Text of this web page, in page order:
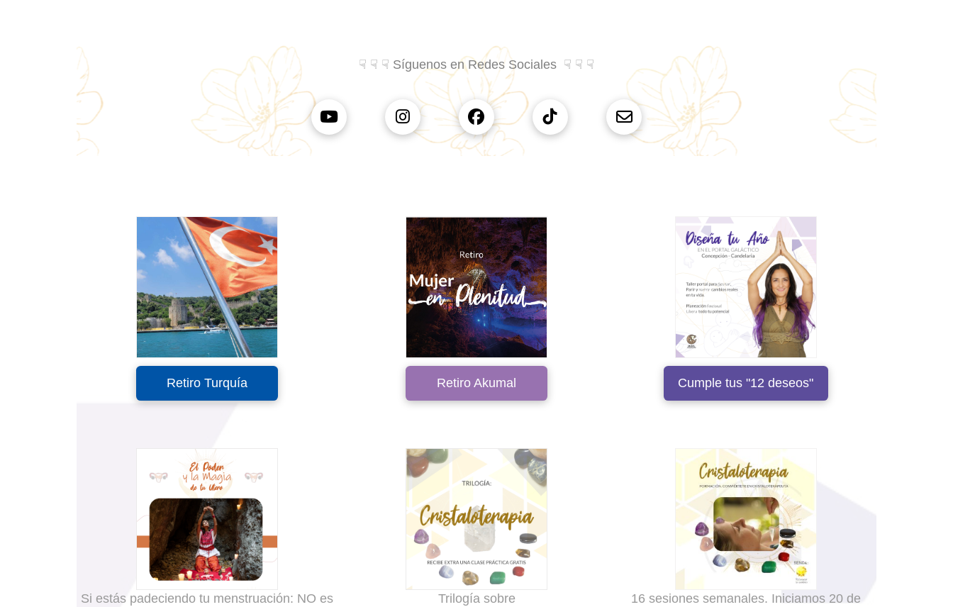
☟ ☟ ☟ Síguenos en Redes Sociales ☟ ☟ ☟
Retiro Turquía Retiro Akumal Cumple tus "12 deseos"
Si estás padeciendo tu menstruación: NO es
Trilogía sobre
16 sesiones semanales. Iniciamos 20 de